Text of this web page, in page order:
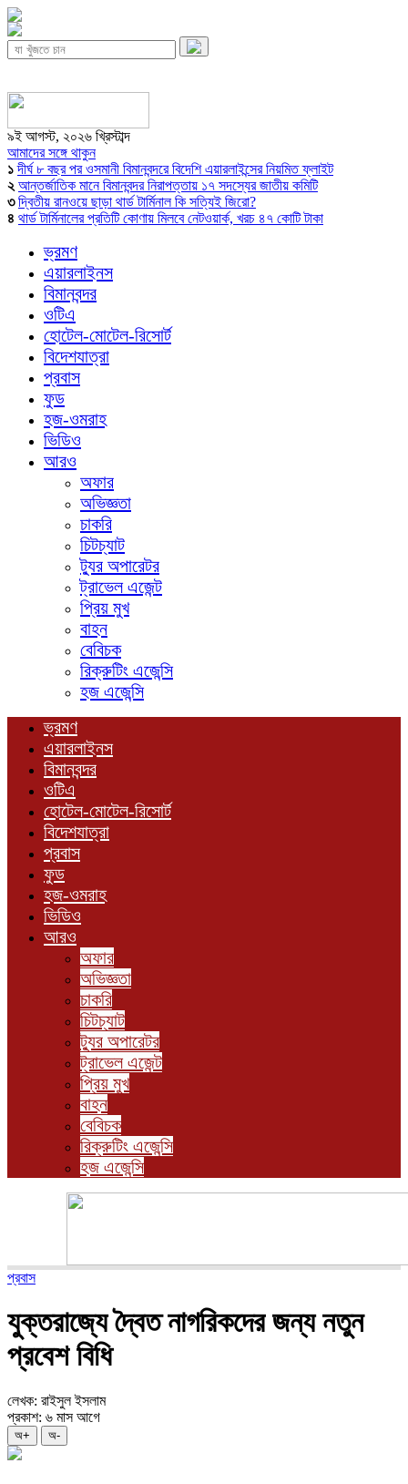
৯ই আগস্ট, ২০২৬ খ্রিস্টাব্দ
আমাদের সঙ্গে থাকুন
১ দীর্ঘ ৮ বছর পর ওসমানী বিমানবন্দরে বিদেশি এয়ারলাইন্সের নিয়মিত ফ্লাইট
২ আন্তর্জাতিক মানে বিমানবন্দর নিরাপত্তায় ১৭ সদস্যের জাতীয় কমিটি
৩ দ্বিতীয় রানওয়ে ছাড়া থার্ড টার্মিনাল কি সত্যিই জিরো?
৪ থার্ড টার্মিনালের প্রতিটি কোণায় মিলবে নেটওয়ার্ক, খরচ ৪৭ কোটি টাকা
ভ্রমণ
এয়ারলাইনস
বিমানবন্দর
ওটিএ
হোটেল-মোটেল-রিসোর্ট
বিদেশযাত্রা
প্রবাস
ফুড
হজ-ওমরাহ
ভিডিও
আরও
অফার
অভিজ্ঞতা
চাকরি
চিটচ্যাট
ট্যুর অপারেটর
ট্রাভেল এজেন্ট
প্রিয় মুখ
বাহন
বেবিচক
রিক্রুটিং এজেন্সি
হজ এজেন্সি
ভ্রমণ
এয়ারলাইনস
বিমানবন্দর
ওটিএ
হোটেল-মোটেল-রিসোর্ট
বিদেশযাত্রা
প্রবাস
ফুড
হজ-ওমরাহ
ভিডিও
আরও
অফার
অভিজ্ঞতা
চাকরি
চিটচ্যাট
ট্যুর অপারেটর
ট্রাভেল এজেন্ট
প্রিয় মুখ
বাহন
বেবিচক
রিক্রুটিং এজেন্সি
হজ এজেন্সি
প্রবাস
যুক্তরাজ্যে দ্বৈত নাগরিকদের জন্য নতুন
প্রবেশ বিধি
লেখক: রাইসুল ইসলাম
প্রকাশ: ৬ মাস আগে
অ+ অ-